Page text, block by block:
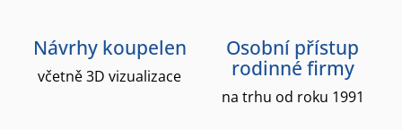
Návrhy koupelen
včetně 3D vizualizace
Osobní přístup
rodinné firmy
na trhu od roku 1991